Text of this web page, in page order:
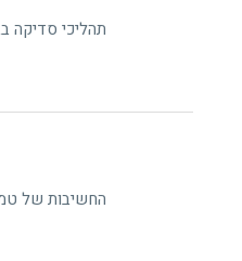
תהליכי סדיקה
החשיבות של